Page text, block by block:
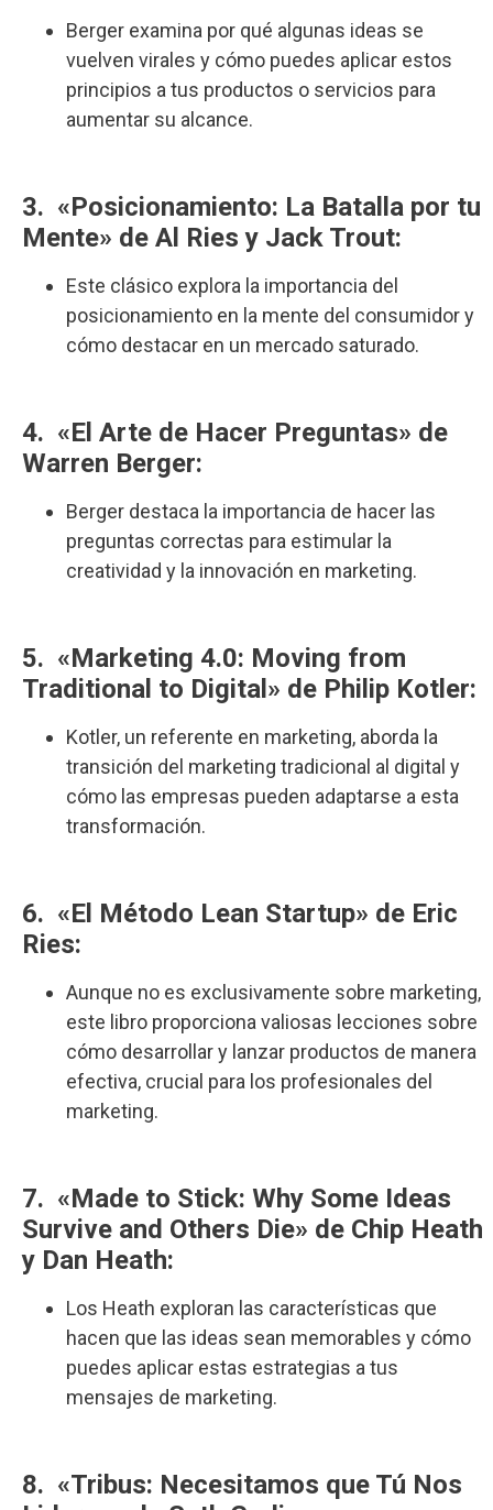
Berger examina por qué algunas ideas se
vuelven virales y cómo puedes aplicar estos
principios a tus productos o servicios para
aumentar su alcance.
3. «Posicionamiento: La Batalla por tu
Mente» de Al Ries y Jack Trout:
Este clásico explora la importancia del
posicionamiento en la mente del consumidor y
cómo destacar en un mercado saturado.
4. «El Arte de Hacer Preguntas» de
Warren Berger:
Berger destaca la importancia de hacer las
preguntas correctas para estimular la
creatividad y la innovación en marketing.
5. «Marketing 4.0: Moving from
Traditional to Digital» de Philip Kotler:
Kotler, un referente en marketing, aborda la
transición del marketing tradicional al digital y
cómo las empresas pueden adaptarse a esta
transformación.
6. «El Método Lean Startup» de Eric
Ries:
Aunque no es exclusivamente sobre marketing,
este libro proporciona valiosas lecciones sobre
cómo desarrollar y lanzar productos de manera
efectiva, crucial para los profesionales del
marketing.
7. «Made to Stick: Why Some Ideas
Survive and Others Die» de Chip Heath
y Dan Heath:
Los Heath exploran las características que
hacen que las ideas sean memorables y cómo
puedes aplicar estas estrategias a tus
mensajes de marketing.
8. «Tribus: Necesitamos que Tú Nos